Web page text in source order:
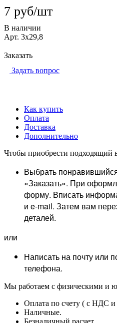
7 руб/шт
В наличии
Арт. 3х29,8
Заказать
Задать вопрос
Как купить
Оплата
Доставка
Дополнительно
Чтобы приобрести подходящий
Выбрать
«Заказать». При
форму. Вписать
и e-mail. Затем вам
деталей.
или
Написать на почту или
телефона.
Мы работаем с физическими и
Оплата по счету ( с НДС и
Наличные.
Безналичный расчет.